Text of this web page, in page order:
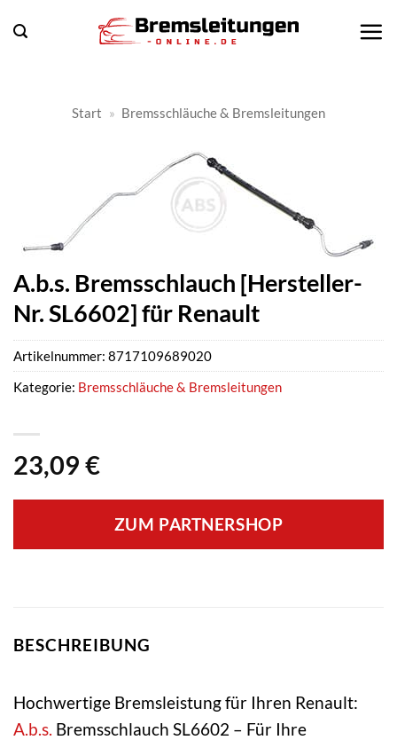
Inhalt
Start » Bremsschläuche & Bremsleitungen
A.b.s. Bremsschlauch [Hersteller-
Nr. SL6602] für Renault
23,09 €
ZUM PARTNERSHOP
Artikelnummer: 8717109689020
Kategorie: Bremsschläuche & Bremsleitungen
BESCHREIBUNG
Hochwertige Bremsleistung für Ihren Renault:
A.b.s. Bremsschlauch SL6602 – Für Ihre